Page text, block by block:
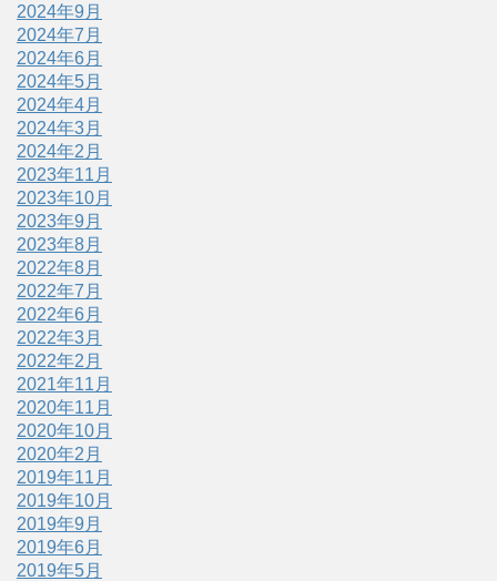
2024年9月
2024年7月
2024年6月
2024年5月
2024年4月
2024年3月
2024年2月
2023年11月
2023年10月
2023年9月
2023年8月
2022年8月
2022年7月
2022年6月
2022年3月
2022年2月
2021年11月
2020年11月
2020年10月
2020年2月
2019年11月
2019年10月
2019年9月
2019年6月
2019年5月